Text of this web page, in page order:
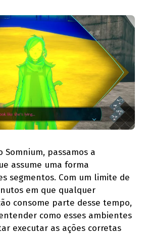
Somnium, passamos a
assume uma forma
segmentos. Com um limite de
em que qualquer
consome parte desse tempo,
como esses ambientes
executar as ações corretas